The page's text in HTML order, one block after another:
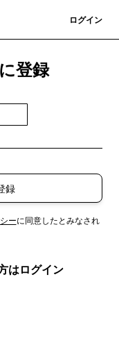
ログイン
登録
録
ーに同意したとみなされ
はログイン